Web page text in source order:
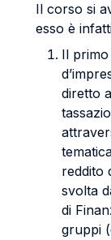
Il corso si
esso è
Il
diretto
reddito
svolta
di
gruppi